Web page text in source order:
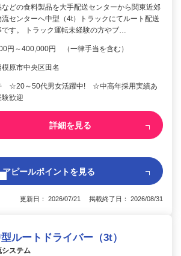
どの食料製品を大手配送センターから関東近郊
センターへ中型（4t）トラックにてルート配送
です。 トラック運転未経験の方やブ…
円～400,000円 （一律手当を含む）
原市中央区田名
☆20～50代男女活躍中! ☆中高年採用実績あ
歓迎
詳細を見る
アピールポイントを見る
更新日： 2026/07/21 掲載終了日： 2026/08/31
ルートドライバー（3t）
システム